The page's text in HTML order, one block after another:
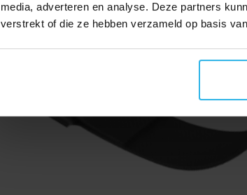
media, adverteren en analyse. Deze partners
verstrekt of die ze hebben verzameld op basis